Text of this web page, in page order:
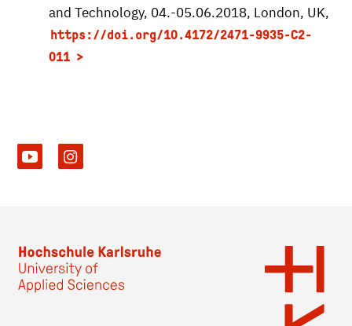
and Technology, 04.-05.06.2018, London, UK,
https://doi.org/10.4172/2471-9935-C2-
011